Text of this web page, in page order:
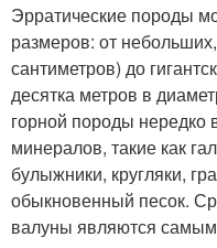
Эрратические породы
размеров: от
сантиметров) до
десятка метров в
горной породы нередко
минералов, такие как
булыжники, кругляки,
обыкновенный песок.
валуны являются